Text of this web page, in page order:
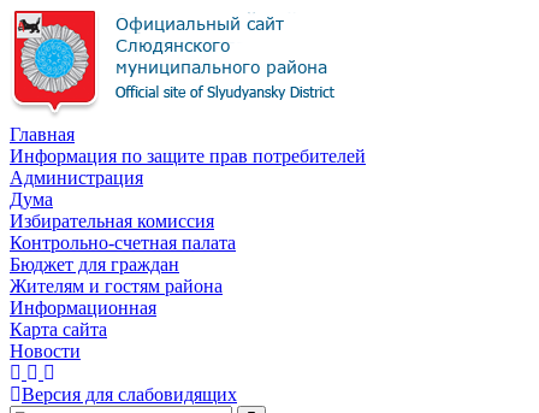
Главная
Информация по защите прав потребителей
Администрация
Дума
Избирательная комиссия
Контрольно-счетная палата
Бюджет для граждан
Жителям и гостям района
Информационная
Карта сайта
Новости
Версия для слабовидящих